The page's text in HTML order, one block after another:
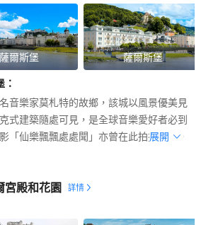
爾斯堡 薩爾斯堡
：
音樂家莫札特的故鄉，該城以風景優美見
式建築隨處可見，是全球音樂愛好者必到
「仙樂飄飄處處聞」亦曾在此拍攝外景。
展開
宮殿和花園